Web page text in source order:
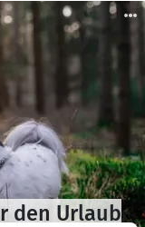
den Urlaub